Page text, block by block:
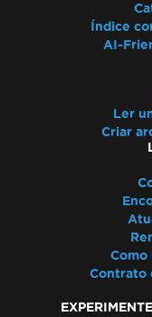
Índice
AI-
Ler
Criar
Como
Contrato